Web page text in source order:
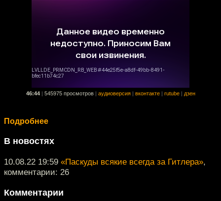
46:44 545975 просмотров аудиоверсия вконтакте rutube дзен
Подробнее
В новостях
10.08.22 19:59 «Паскуды всякие всегда за Гитлера»,
комментарии: 26
Комментарии